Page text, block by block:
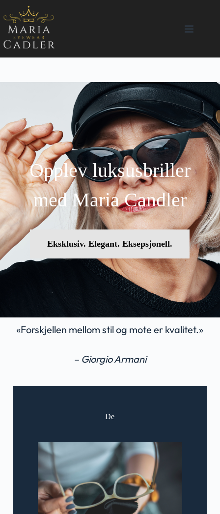
Opplev luksusbriller
med Maria Candler
Eksklusiv. Elegant. Eksepsjonell.
«Forskjellen mellom stil og mote er kvalitet.»
– Giorgio Armani
De